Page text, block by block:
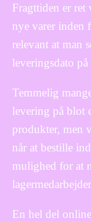
Fragttiden er
nye varer inden
relevant at man
leveringsdato
Temmelig
levering på blot
produkter, men
når at bestille
mulighed for at
En hel del